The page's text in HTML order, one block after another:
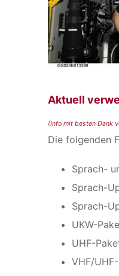
Aktuell
(Info mit besten Dank
Die folgenden
Sprach-
Sprach-
Sprach-
UKW-
UHF-
VHF/